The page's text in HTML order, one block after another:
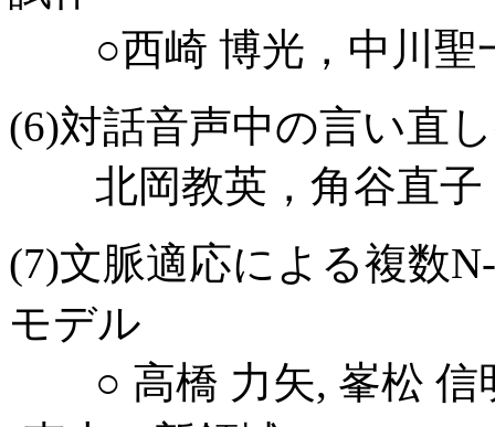
○西崎 博光，中川聖
(6)対話音声中の言い直
北岡教英，角谷直子
(7)文脈適応による複数
モデル
○ 高橋 力矢, 峯松 信